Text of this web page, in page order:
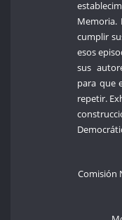
Memoria.
cumplir
esos
sus
para que
repetir.
Comisión